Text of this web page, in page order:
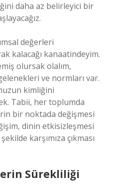
daha az belirleyici bir
değerleri
kalacağı kanaatindeyim.
olursak olalım,
ve normları var.
kimliğini
Tabii, her toplumda
bir noktada değişmesi
dinin etkisizleşmesi
karşımıza çıkması
Sürekliliği